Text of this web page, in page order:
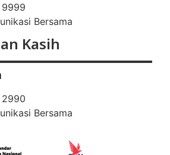
Bersama
Kasih
Bersama